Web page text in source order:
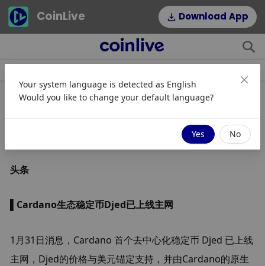
CoinLive Download App
早报 - 2月1日
头条
▌Cardano生态稳定币Djed已上线主网
1月31日消息，Cardano 首个去中心化稳定币 Djed 已上线
主网，Djed的价格与美元锚定支持，并由Cardano的原生
Your system language is detected as English
Would you like to change your default language?
Yes No